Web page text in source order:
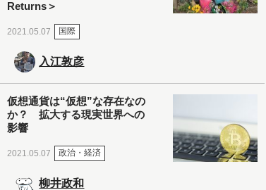
Returns＞
2021.05.07 国際
入江敦彦
仮想通貨は“仮想”な存在なの
か？ 拡大する現実世界への
影響
2021.05.07 政治・経済
柳井政和